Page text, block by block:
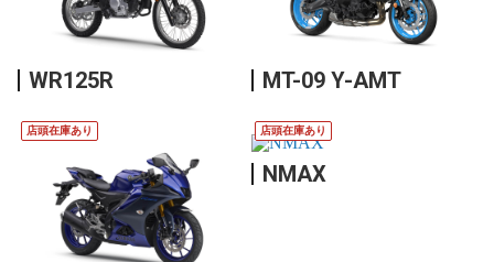
WR125R MT-09 Y-AMT
店頭在庫あり 店頭在庫あり
NMAX